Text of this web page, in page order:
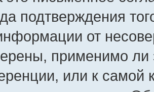
подтверждения
от
применимо ли
или к самой